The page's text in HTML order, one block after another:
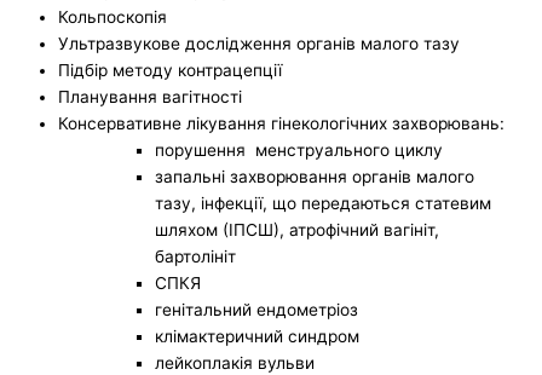
Кольпоскопія
Ультразвукове дослідження органів малого тазу
Підбір методу контрацепції
Планування вагітності
Консервативне лікування гінекологічних захворювань:
порушення менструального циклу
запальні захворювання органів малого
тазу, інфекції, що передаються статевим
шляхом (ІПСШ), атрофічний вагініт,
бартолініт
СПКЯ
генітальний ендометріоз
клімактеричний синдром
лейкоплакія вульви